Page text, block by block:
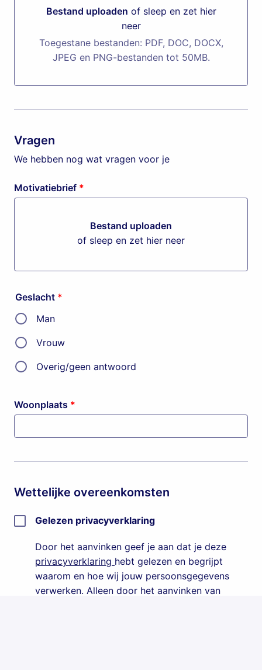
Bestand uploaden of sleep en zet hier
neer
Bestand uploaden of sleep en zet hier neer
Toegestane bestanden: PDF, DOC, DOCX,
JPEG en PNG-bestanden tot 50MB.
Vragen
We hebben nog wat vragen voor je
Motivatiebrief *
Bestand uploaden
of sleep en zet hier neer
Geslacht *
Man
Vrouw
Overig/geen antwoord
Woonplaats *
Wettelijke overeenkomsten
Gelezen privacyverklaring
privacyverklaring hebt gelezen en begrijpt
waarom en hoe wij jouw persoonsgegevens
verwerken. Alleen door het aanvinken van